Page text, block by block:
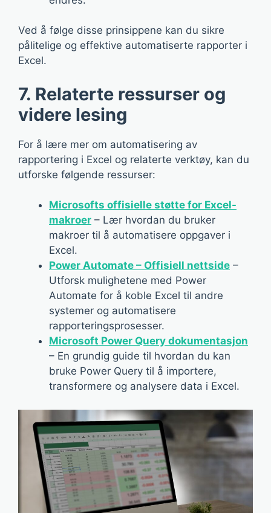
Ved å følge disse prinsippene kan du sikre
pålitelige og effektive automatiserte rapporter i
Excel.
7. Relaterte ressurser og
videre lesing
For å lære mer om automatisering av
rapportering i Excel og relaterte verktøy, kan du
utforske følgende ressurser:
Microsofts offisielle støtte for Excel-
makroer – Lær hvordan du bruker
makroer til å automatisere oppgaver i
Excel.
Power Automate – Offisiell nettside –
Utforsk mulighetene med Power
Automate for å koble Excel til andre
systemer og automatisere
rapporteringsprosesser.
Microsoft Power Query dokumentasjon
– En grundig guide til hvordan du kan
bruke Power Query til å importere,
transformere og analysere data i Excel.